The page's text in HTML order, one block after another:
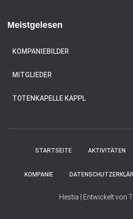
n
Meistgelesen
KOMPANIEBILDER
MITGLIEDER
TOTENKAPELLE KAPPL
STARTSEITE AKTIVITÄTEN
KOMPANIE
Hestia | Entwickelt von